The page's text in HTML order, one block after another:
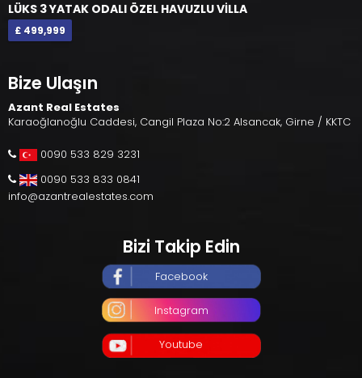
LÜKS 3 YATAK ODALI ÖZEL HAVUZLU VİLLA
£ 499,999
Bize Ulaşın
Azant Real Estates
Karaoğlanoğlu Caddesi, Cangil Plaza No:2 Alsancak, Girne / KKTC
0090 533 829 3231
0090 533 833 0841
info@azantrealestates.com
Bizi Takip Edin
Facebook
Instagram
Youtube